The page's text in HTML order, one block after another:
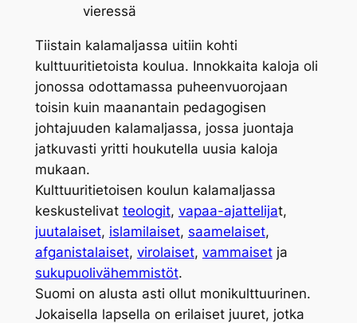
vieressä
Tiistain kalamaljassa uitiin kohti
kulttuuritietoista koulua. Innokkaita kaloja oli
jonossa odottamassa puheenvuorojaan
toisin kuin maanantain pedagogisen
johtajuuden kalamaljassa, jossa juontaja
jatkuvasti yritti houkutella uusia kaloja
mukaan.
Kulttuuritietoisen koulun kalamaljassa
keskustelivat teologit, vapaa-ajattelijat,
juutalaiset, islamilaiset, saamelaiset,
afganistalaiset, virolaiset, vammaisetja
sukupuolivähemmistöt.
Suomi on alusta asti ollut monikulttuurinen.
Jokaisella lapsella on erilaiset juuret, jotka